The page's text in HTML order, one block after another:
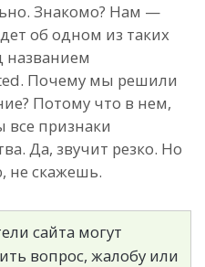
Знакомо? Нам —
об одном из таких
Почему мы решили
Потому что в нем,
все признаки
Да, звучит резко. Но
не скажешь.
сайта могут
вопрос, жалобу или